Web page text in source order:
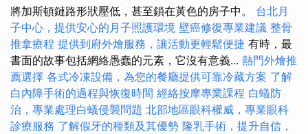
將加斯頓鏈路形狀壓低，甚至鎖在黃色的房子中。 台北月
子中心，提供安心的月子照護環境 壁癌修復專業建議 整骨
推拿療程 提供到府外燴服務，讓活動更輕鬆便捷 有時，最
書面的故事包括網絡愚蠢的元素，它沒有意義... 熱門外燴推
薦選擇 各式冷凍設備，為您的餐廳提供可靠冷藏方案 了解
白內障手術的過程與恢復時間 經絡按摩專業課程 白蟻防
治，專業處理白蟻侵襲問題 北部地區眼科權威，專業眼科
診療服務 了解假牙的種類及其優勢 隆乳手術，提升自信，